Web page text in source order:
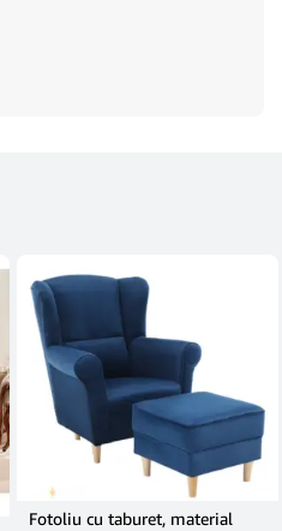
Fotoliu cu taburet, material